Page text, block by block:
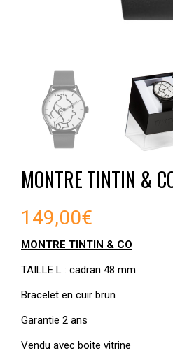
MONTRE TINTIN &
149,00€
MONTRE TINTIN & CO
TAILLE L : cadran 48 mm
Bracelet en cuir brun
Garantie 2 ans
Vendu avec boite vitrine